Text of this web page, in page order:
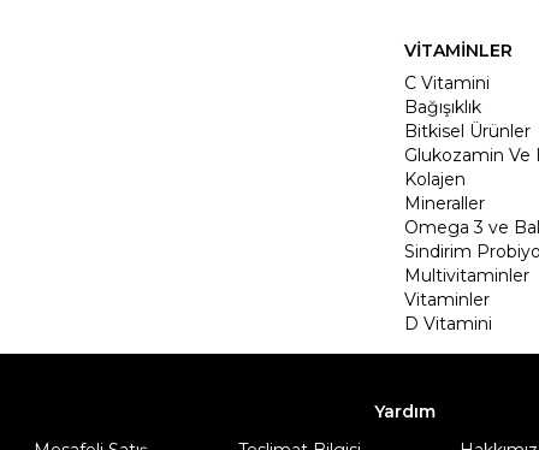
VİTAMİNLER
C Vitamini
Bağışıklık
Bitkisel Ürünler
Glukozamin Ve
Kolajen
Mineraller
Omega 3 ve
Sindirim
Multivitaminler
Vitaminler
D Vitamini
Yardım